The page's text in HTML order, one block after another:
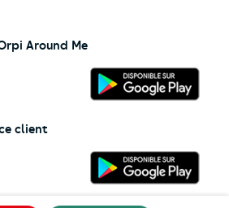
Around Me
client